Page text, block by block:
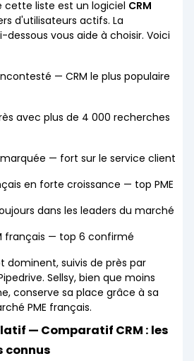
cette liste est un logiciel CRM
d'utilisateurs actifs. La
dessous vous aide à choisir. Voici
— CRM le plus populaire
avec plus de 4 000 recherches
— fort sur le service client
en forte croissance — top PME
dans les leaders du marché
français — top 6 confirmé
dominent, suivis de près par
Sellsy, bien que moins
conserve sa place grâce à sa
PME français.
— Comparatif CRM : les
connus